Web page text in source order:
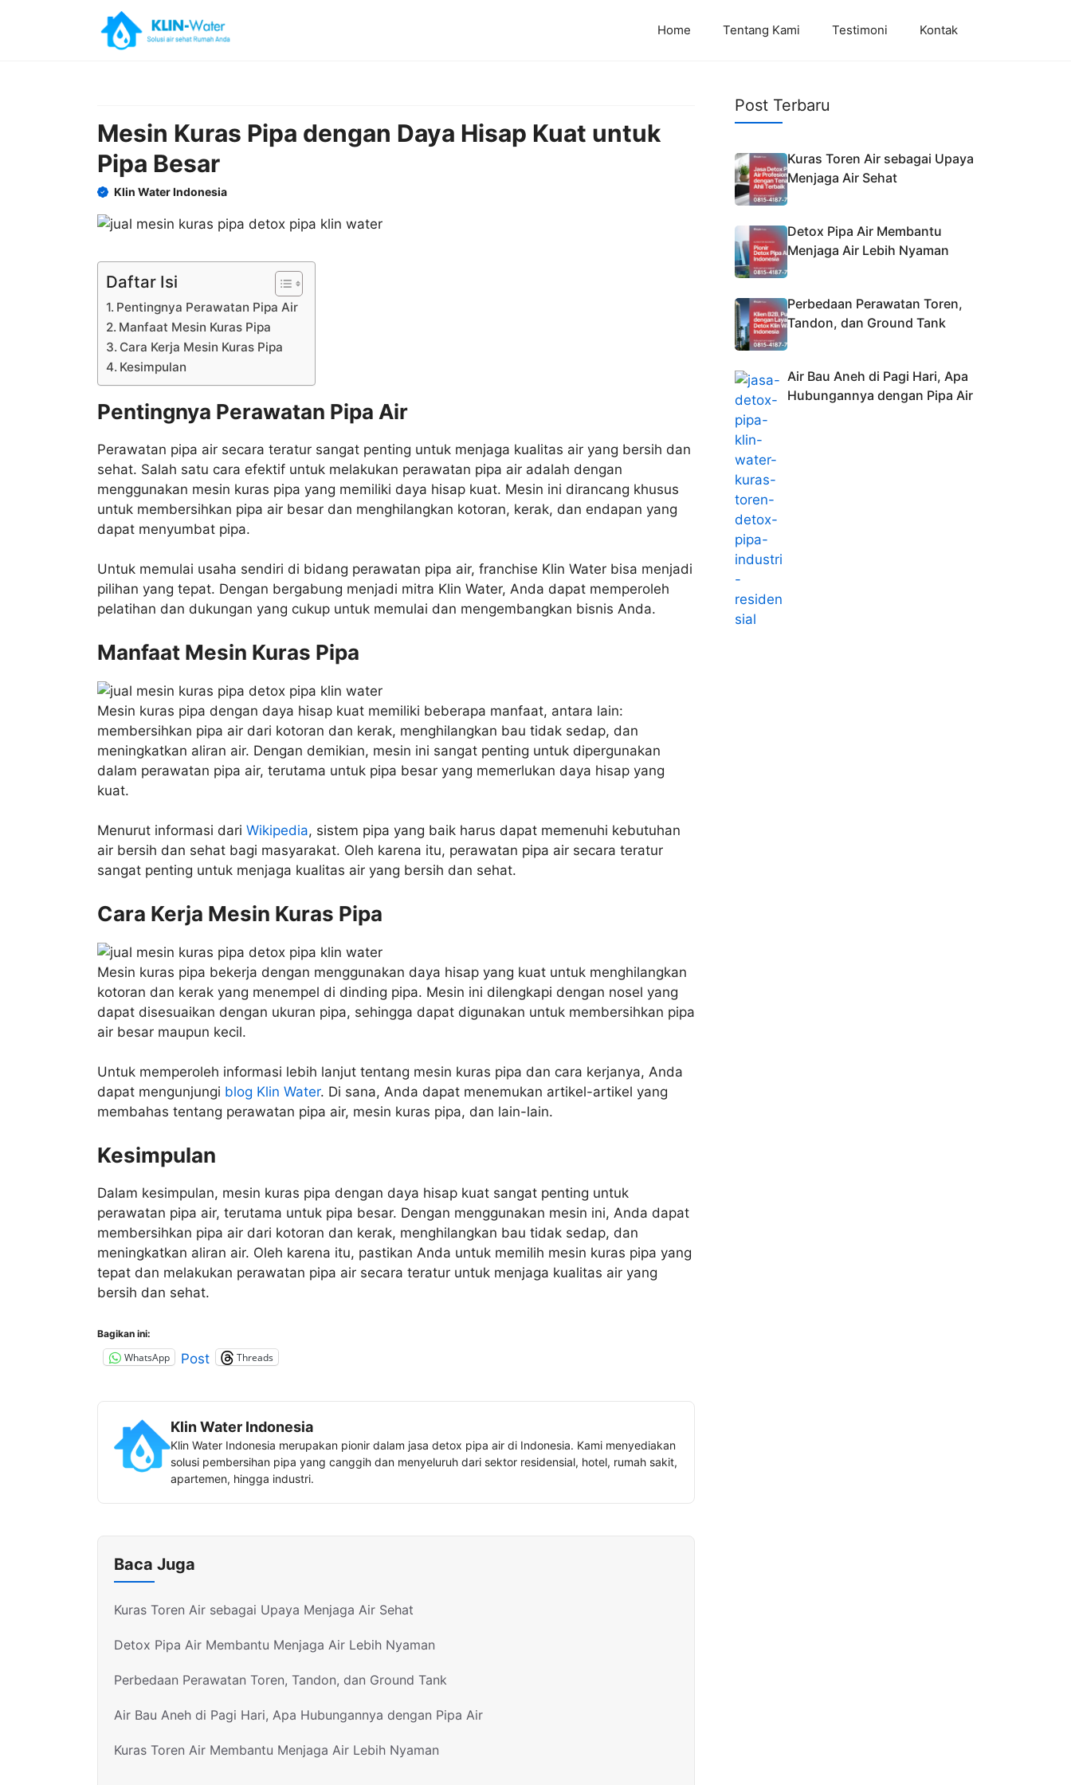
Home Tentang Kami Testimoni Kontak
Mesin Kuras Pipa dengan Daya Hisap Kuat untuk
Pipa Besar
Klin Water Indonesia
Daftar Isi
Pentingnya Perawatan Pipa Air
Manfaat Mesin Kuras Pipa
Cara Kerja Mesin Kuras Pipa
Kesimpulan
Pentingnya Perawatan Pipa Air
Perawatan pipa air secara teratur sangat penting untuk menjaga kualitas air yang bersih dan
sehat. Salah satu cara efektif untuk melakukan perawatan pipa air adalah dengan
menggunakan mesin kuras pipa yang memiliki daya hisap kuat. Mesin ini dirancang khusus
untuk membersihkan pipa air besar dan menghilangkan kotoran, kerak, dan endapan yang
dapat menyumbat pipa.
Untuk memulai usaha sendiri di bidang perawatan pipa air, franchise Klin Water bisa menjadi
pilihan yang tepat. Dengan bergabung menjadi mitra Klin Water, Anda dapat memperoleh
pelatihan dan dukungan yang cukup untuk memulai dan mengembangkan bisnis Anda.
Manfaat Mesin Kuras Pipa
Mesin kuras pipa dengan daya hisap kuat memiliki beberapa manfaat, antara lain:
membersihkan pipa air dari kotoran dan kerak, menghilangkan bau tidak sedap, dan
meningkatkan aliran air. Dengan demikian, mesin ini sangat penting untuk dipergunakan
dalam perawatan pipa air, terutama untuk pipa besar yang memerlukan daya hisap yang
kuat.
Menurut informasi dari Wikipedia, sistem pipa yang baik harus dapat memenuhi kebutuhan
air bersih dan sehat bagi masyarakat. Oleh karena itu, perawatan pipa air secara teratur
sangat penting untuk menjaga kualitas air yang bersih dan sehat.
Cara Kerja Mesin Kuras Pipa
Mesin kuras pipa bekerja dengan menggunakan daya hisap yang kuat untuk menghilangkan
kotoran dan kerak yang menempel di dinding pipa. Mesin ini dilengkapi dengan nosel yang
dapat disesuaikan dengan ukuran pipa, sehingga dapat digunakan untuk membersihkan pipa
air besar maupun kecil.
Untuk memperoleh informasi lebih lanjut tentang mesin kuras pipa dan cara kerjanya, Anda
dapat mengunjungi blog Klin Water. Di sana, Anda dapat menemukan artikel-artikel yang
membahas tentang perawatan pipa air, mesin kuras pipa, dan lain-lain.
Kesimpulan
Dalam kesimpulan, mesin kuras pipa dengan daya hisap kuat sangat penting untuk
perawatan pipa air, terutama untuk pipa besar. Dengan menggunakan mesin ini, Anda dapat
membersihkan pipa air dari kotoran dan kerak, menghilangkan bau tidak sedap, dan
meningkatkan aliran air. Oleh karena itu, pastikan Anda untuk memilih mesin kuras pipa yang
tepat dan melakukan perawatan pipa air secara teratur untuk menjaga kualitas air yang
bersih dan sehat.
Bagikan ini:
WhatsApp Post Threads
Klin Water Indonesia
Klin Water Indonesia merupakan pionir dalam jasa detox pipa air di Indonesia. Kami menyediakan
solusi pembersihan pipa yang canggih dan menyeluruh dari sektor residensial, hotel, rumah sakit,
apartemen, hingga industri.
Baca Juga
Kuras Toren Air sebagai Upaya Menjaga Air Sehat
Detox Pipa Air Membantu Menjaga Air Lebih Nyaman
Perbedaan Perawatan Toren, Tandon, dan Ground Tank
Air Bau Aneh di Pagi Hari, Apa Hubungannya dengan Pipa Air
Kuras Toren Air Membantu Menjaga Air Lebih Nyaman
Post Terbaru
Kuras Toren Air sebagai Upaya
Menjaga Air Sehat
Detox Pipa Air Membantu
Menjaga Air Lebih Nyaman
Perbedaan Perawatan Toren,
Tandon, dan Ground Tank
Air Bau Aneh di Pagi Hari, Apa
Hubungannya dengan Pipa Air